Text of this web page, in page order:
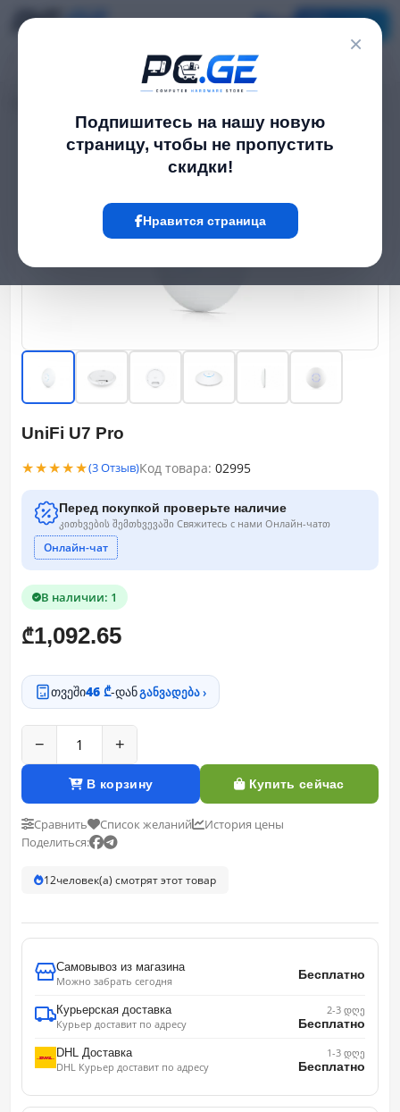
×
Подпишитесь на нашу новую
страницу, чтобы не пропустить
скидки!
Нравится страница
UniFi U7 Pro
★★★★★(3 Отзыв)Код товара: 02995
Перед покупкой проверьте наличие
კითხვების შემთხვევაში Свяжитесь с нами Онлайн-чатთ
Онлайн-чат
В наличии: 1
₾1,092.65
თვეში46 ₾-დანგანვადება ›
− +
В корзину Купить сейчас
Сравнить Список желаний
История цены
Поделиться:
12человек(а) смотрят этот товар
Самовывоз из магазина
Можно забрать сегодня
Бесплатно
Курьерская доставка
Курьер доставит по адресу
2-3 დღე
Бесплатно
DHL Доставка
DHL Курьер доставит по адресу
1-3 დღე
Бесплатно